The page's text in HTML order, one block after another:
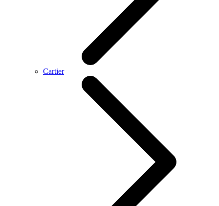
Cartier